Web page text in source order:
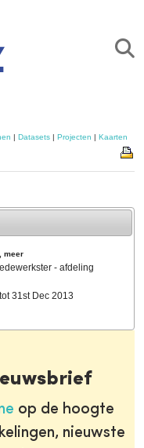
| Datasets| Projecten | Kaarten
,meer
- afdeling
31st Dec 2013
op de hoogte
nieuwste